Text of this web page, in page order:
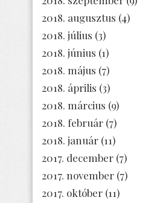
2018. augusztus (4)
2018. július (3)
2018. június (1)
2018. május (7)
2018. április (3)
2018. március (9)
2018. február (7)
2018. január (11)
2017. december (7)
2017. november (7)
2017. október (11)